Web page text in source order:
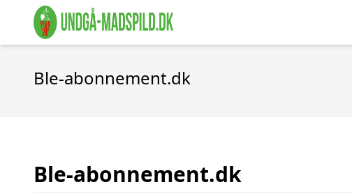
Ble-abonnement.dk
Ble-abonnement.dk